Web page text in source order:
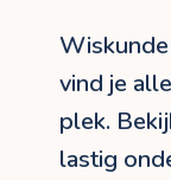
vind je
plek.
lastig